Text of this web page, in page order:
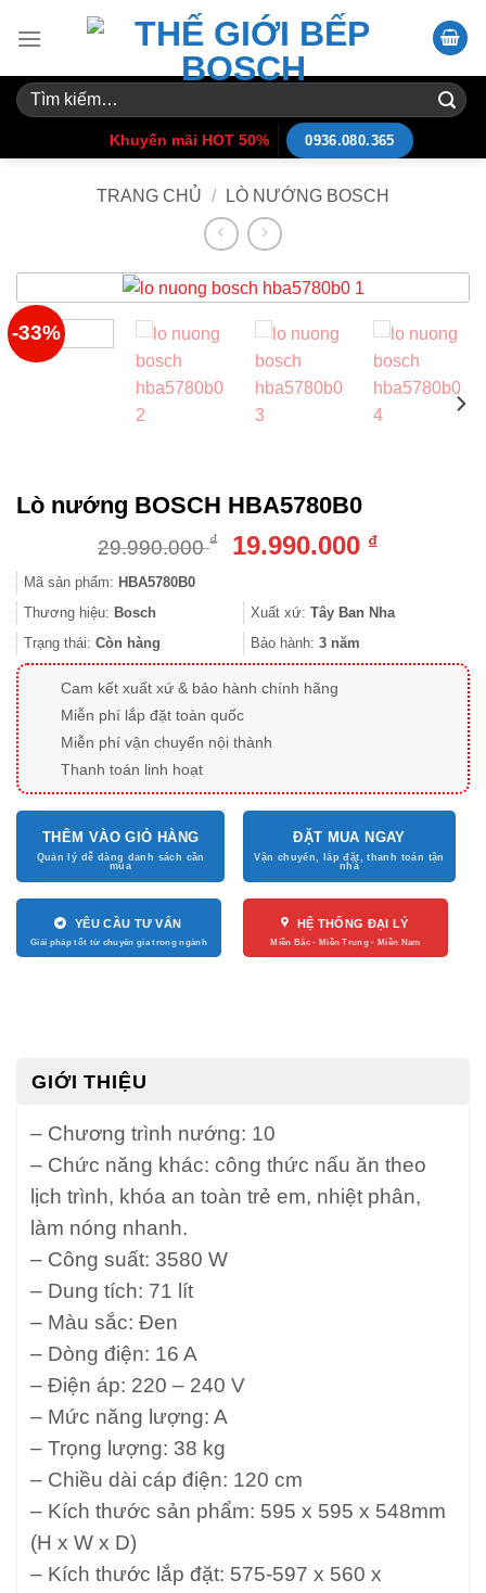
Tìm
kiếm:
Khuyến mãi HOT 50% 0936.080.365
TRANG CHỦ / LÒ NƯỚNG BOSCH
-33%
Lò nướng BOSCH HBA5780B0
29.990.000₫
Giá
29.990.000 ₫.
19.990.000 ₫Giá
là:
Mã sản phẩm: HBA5780B0
Thương hiệu: Bosch Xuất xứ: Tây Ban Nha
Trạng thái: Còn hàng Bảo hành: 3 năm
Cam kết xuất xứ & bảo hành chính hãng
Miễn phí lắp đặt toàn quốc
Miễn phí vận chuyển nội thành
Thanh toán linh hoạt
THÊM VÀO GIỎ HÀNG ĐẶT MUA NGAY
YÊU CẦU TƯ VẤN HỆ THỐNG ĐẠI LÝ
GIỚI THIỆU
– Chương trình nướng: 10
– Chức năng khác: công thức nấu ăn theo
lịch trình, khóa an toàn trẻ em, nhiệt phân,
làm nóng nhanh.
– Công suất: 3580 W
– Dung tích: 71 lít
– Màu sắc: Đen
– Dòng điện: 16 A
– Điện áp: 220 – 240 V
– Mức năng lượng: A
– Trọng lượng: 38 kg
– Chiều dài cáp điện: 120 cm
– Kích thước sản phẩm: 595 x 595 x 548mm
(H x W x D)
– Kích thước lắp đặt: 575-597 x 560 x